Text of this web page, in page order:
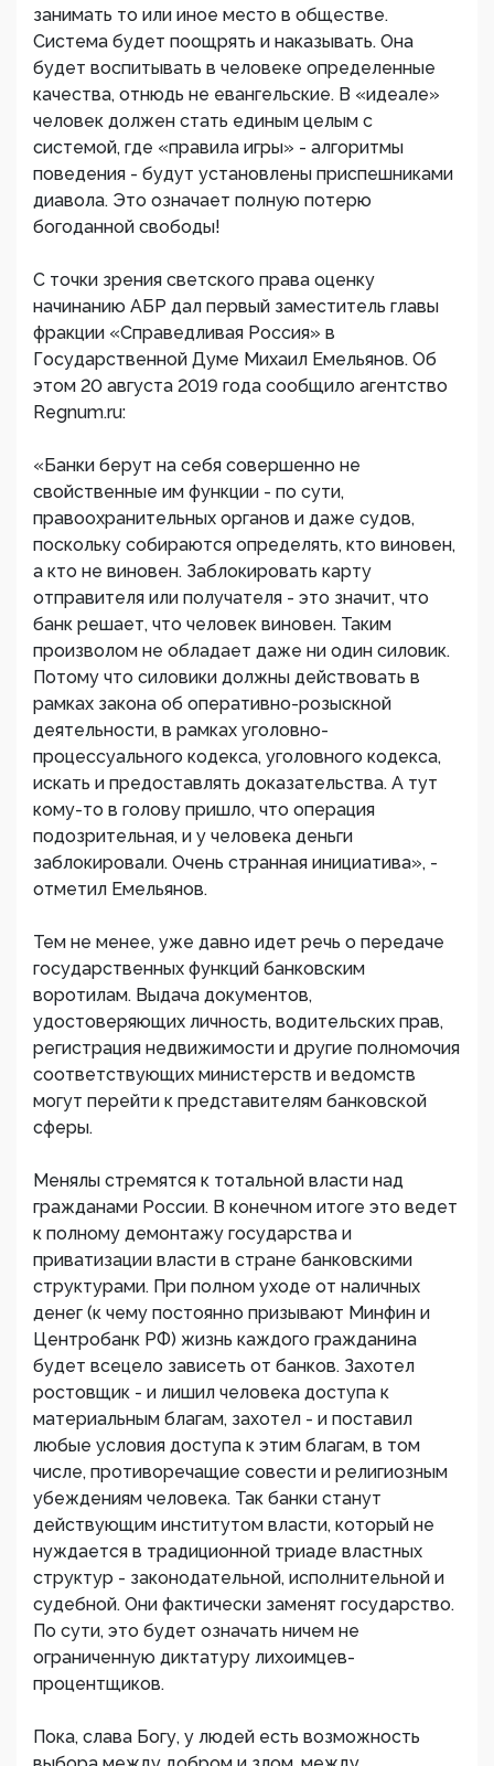
занимать то или иное место в обществе.
Система будет поощрять и наказывать. Она
будет воспитывать в человеке определенные
качества, отнюдь не евангельские. В «идеале»
человек должен стать единым целым с
системой, где «правила игры» - алгоритмы
поведения - будут установлены приспешниками
диавола. Это означает полную потерю
богоданной свободы!
С точки зрения светского права оценку
начинанию АБР дал первый заместитель главы
фракции «Справедливая Россия» в
Государственной Думе Михаил Емельянов. Об
этом 20 августа 2019 года сообщило агентство
Regnum.ru:
«Банки берут на себя совершенно не
свойственные им функции - по сути,
правоохранительных органов и даже судов,
поскольку собираются определять, кто виновен,
а кто не виновен. Заблокировать карту
отправителя или получателя - это значит, что
банк решает, что человек виновен. Таким
произволом не обладает даже ни один силовик.
Потому что силовики должны действовать в
рамках закона об оперативно-розыскной
деятельности, в рамках уголовно-
процессуального кодекса, уголовного кодекса,
искать и предоставлять доказательства. А тут
кому-то в голову пришло, что операция
подозрительная, и у человека деньги
заблокировали. Очень странная инициатива», -
отметил Емельянов.
Тем не менее, уже давно идет речь о передаче
государственных функций банковским
воротилам. Выдача документов,
удостоверяющих личность, водительских прав,
регистрация недвижимости и другие полномочия
соответствующих министерств и ведомств
могут перейти к представителям банковской
сферы.
Менялы стремятся к тотальной власти над
гражданами России. В конечном итоге это ведет
к полному демонтажу государства и
приватизации власти в стране банковскими
структурами. При полном уходе от наличных
денег (к чему постоянно призывают Минфин и
Центробанк РФ) жизнь каждого гражданина
будет всецело зависеть от банков. Захотел
ростовщик - и лишил человека доступа к
материальным благам, захотел - и поставил
любые условия доступа к этим благам, в том
числе, противоречащие совести и религиозным
убеждениям человека. Так банки станут
действующим институтом власти, который не
нуждается в традиционной триаде властных
структур - законодательной, исполнительной и
судебной. Они фактически заменят государство.
По сути, это будет означать ничем не
ограниченную диктатуру лихоимцев-
процентщиков.
Пока, слава Богу, у людей есть возможность